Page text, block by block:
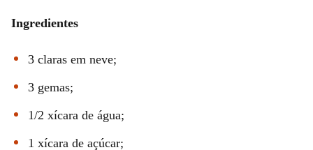
Ingredientes
3 claras em neve;
3 gemas;
1/2 xícara de água;
1 xícara de açúcar;